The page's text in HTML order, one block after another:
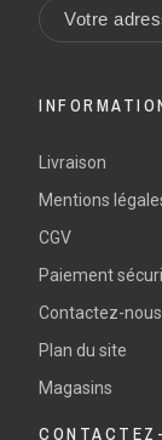
Livraison
Mentions
CGV
Paiement
Contactez-nous
Plan du site
Magasins